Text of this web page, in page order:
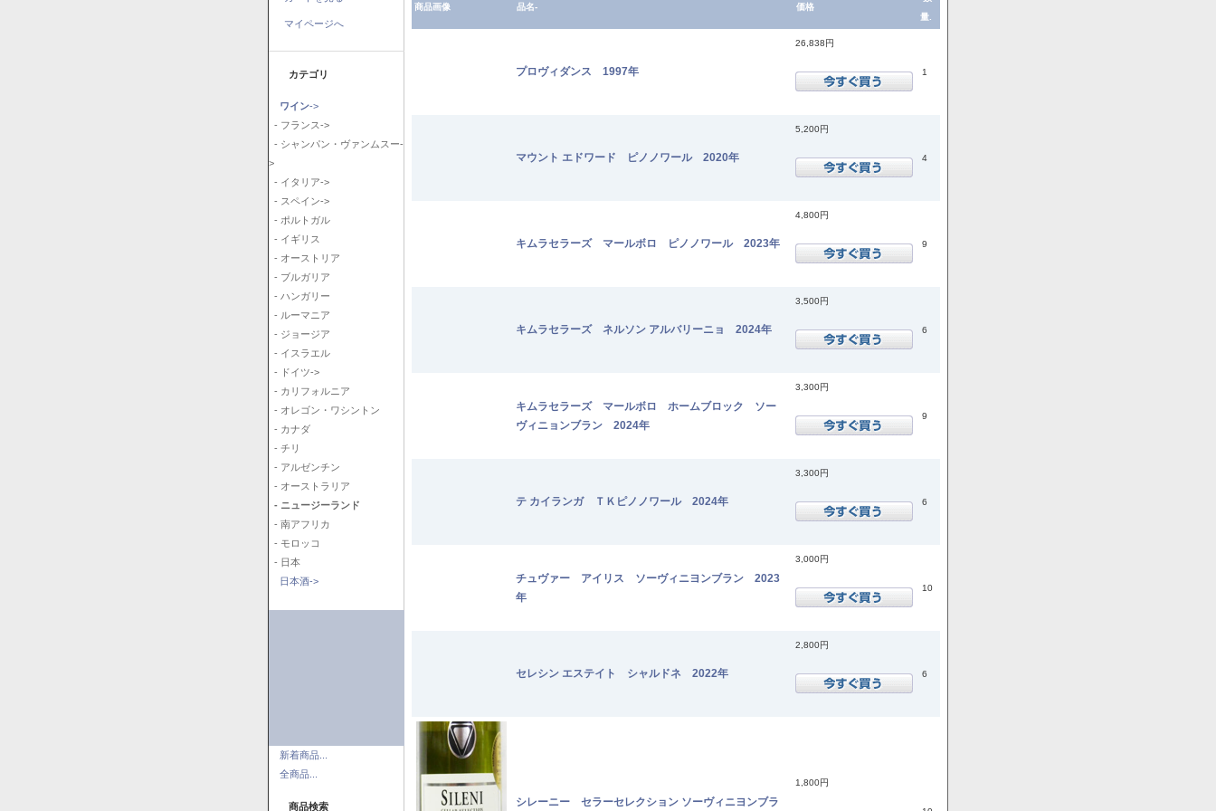
マイページへ
カテゴリ
ワイン->
- フランス->
- シャンパン・ヴァンムスー-
>
- イタリア->
- スペイン->
- ポルトガル
- イギリス
- オーストリア
- ブルガリア
- ハンガリー
- ルーマニア
- ジョージア
- イスラエル
- ドイツ->
- カリフォルニア
- オレゴン・ワシントン
- カナダ
- チリ
- アルゼンチン
- オーストラリア
- ニュージーランド
- 南アフリカ
- モロッコ
- 日本
日本酒->
新着商品...
全商品...
商品検索
商品画像 品名- 価格
量.
プロヴィダンス 1997年
26,838円
1
マウント エドワード ピノノワール 2020年
5,200円
4
キムラセラーズ マールボロ ピノノワール 2023年
4,800円
9
キムラセラーズ ネルソン アルバリーニョ 2024年
3,500円
6
キムラセラーズ マールボロ ホームブロック ソー
ヴィニョンブラン 2024年
3,300円
9
テ カイランガ ＴＫピノノワール 2024年
3,300円
6
チュヴァー アイリス ソーヴィニヨンブラン 2023
年
3,000円
10
セレシン エステイト シャルドネ 2022年
2,800円
6
シレーニー セラーセレクション ソーヴィニヨンブラ
1,800円